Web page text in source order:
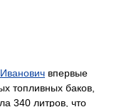
впервые
топливных баков,
340 литров, что